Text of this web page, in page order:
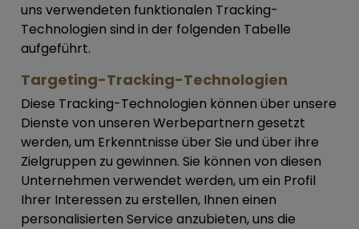
uns verwendeten funktionalen Tracking-
Technologien sind in der folgenden Tabelle
aufgeführt.
Targeting-Tracking-Technologien
Diese Tracking-Technologien können über unsere
Dienste von unseren Werbepartnern gesetzt
werden, um Erkenntnisse über Sie und über ihre
Zielgruppen zu gewinnen. Sie können von diesen
Unternehmen verwendet werden, um ein Profil
Ihrer Interessen zu erstellen, Ihnen einen
personalisierten Service anzubieten, uns die